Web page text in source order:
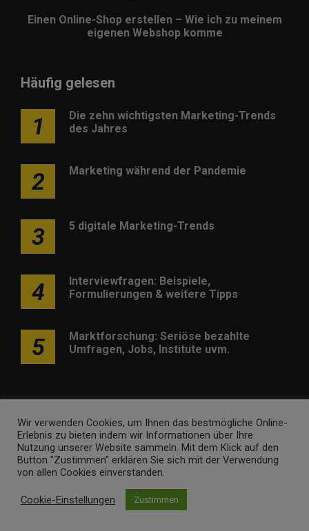
Einen Online-Shop erstellen – Wie ich zu meinem
eigenen Webshop komme
Häufig gelesen
1
Die zehn wichtigsten Marketing-Trends
des Jahres
2 Marketing während der Pandemie
3 5 digitale Marketing-Trends
4
Interviewfragen: Beispiele,
Formulierungen & weitere Tipps
5
Marktforschung: Seriöse bezahlte
Umfragen, Jobs, Institute uvm.
Werben Kontakt Impressum Newsletter
marketing-trendinformationen.de • Marken- und
Volo Media.
Wir verwenden Cookies, um Ihnen das bestmögliche Online-
Erlebnis zu bieten indem wir Informationen über Ihre
Nutzung unserer Website sammeln. Mit dem Klick auf den
Button "Zustimmen" erklären Sie sich mit der Verwendung
von allen Cookies einverstanden.
Cookie-Einstellungen Zustimmen